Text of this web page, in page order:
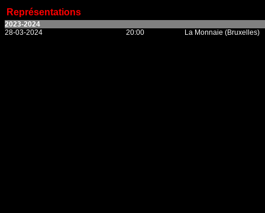
Représentations
2023-2024
28-03-2024
20:00 La Monnaie (Bruxelles)